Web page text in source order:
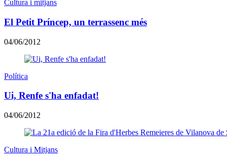
Cultura i mitjans
El Petit Príncep, un terrassenc més
04/06/2012
Política
Ui, Renfe s'ha enfadat!
04/06/2012
Cultura i Mitjans